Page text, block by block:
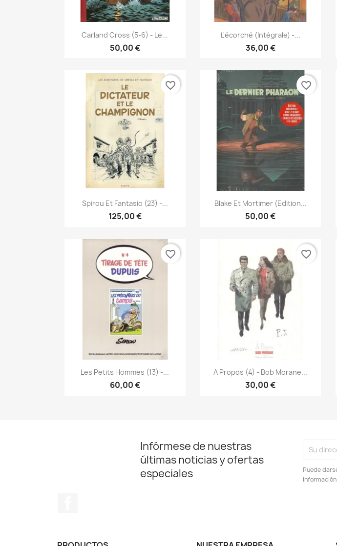
Vista rápida
Carland Cross (5-6) - Le...
50,00 €
Vista rápida
L'écorché (Intégrale) -...
36,00 €
Vista rápida
Spirou Et Fantasio (23) -...
125,00 €
favorite_border
Vista rápida
Blake Et Mortimer (Edition...
50,00 €
favorite_border
Vista rápida
Les Petits Hommes (13) -...
60,00 €
favorite_border
 Vista rápida
A Propos (4) - Bob Morane...
30,00 €
favorite_border
Infórmese de nuestras
últimas noticias y ofertas
especiales
Puede